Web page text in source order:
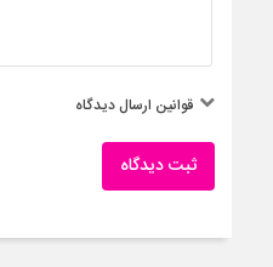
قوانین ارسال دیدگاه
ثبت دیدگاه